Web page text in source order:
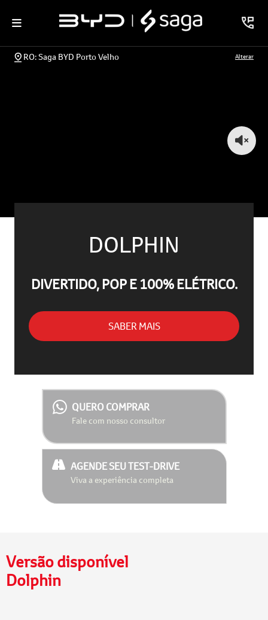
RO: Saga BYD Porto Velho Alterar
DOLPHIN
DIVERTIDO, POP E 100% ELÉTRICO.
SABER MAIS
QUERO COMPRAR
Fale com nosso consultor
AGENDE SEU TEST-DRIVE
Viva a experiência completa
Versão disponível
Dolphin